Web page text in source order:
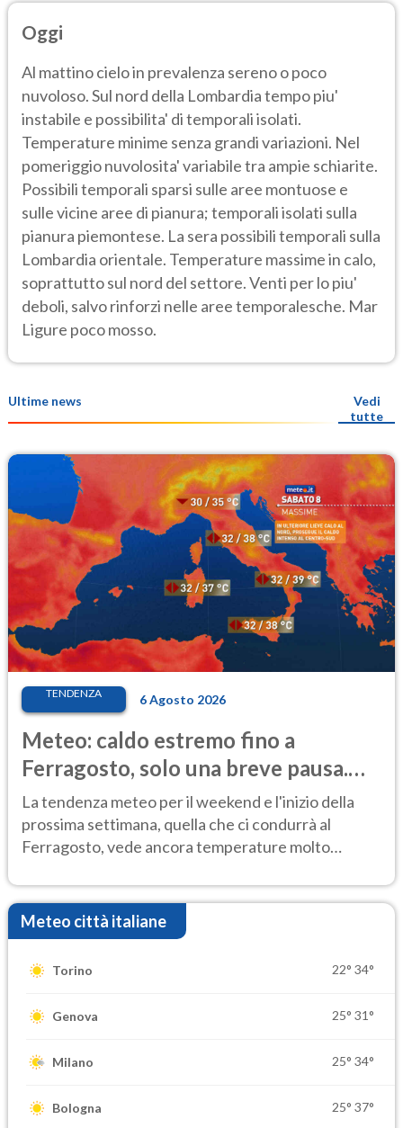
Oggi
Al mattino cielo in prevalenza sereno o poco
nuvoloso. Sul nord della Lombardia tempo piu'
instabile e possibilita' di temporali isolati.
Temperature minime senza grandi variazioni. Nel
pomeriggio nuvolosita' variabile tra ampie schiarite.
Possibili temporali sparsi sulle aree montuose e
sulle vicine aree di pianura; temporali isolati sulla
pianura piemontese. La sera possibili temporali sulla
Lombardia orientale. Temperature massime in calo,
soprattutto sul nord del settore. Venti per lo piu'
deboli, salvo rinforzi nelle aree temporalesche. Mar
Ligure poco mosso.
Ultime news
Vedi
tutte
TENDENZA 6 Agosto 2026
Meteo: caldo estremo fino a
Ferragosto, solo una breve pausa.
Ecco dove
La tendenza meteo per il weekend e l'inizio della
prossima settimana, quella che ci condurrà al
Ferragosto, vede ancora temperature molto
Meteo città italiane
Torino 22° 34°
Genova 25° 31°
Milano 25° 34°
Bologna 25° 37°